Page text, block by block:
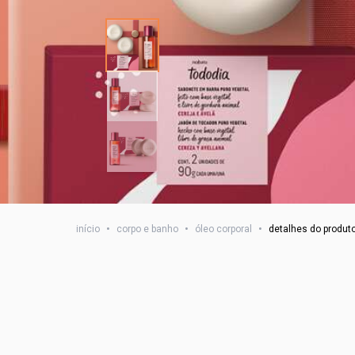
início • corpo e banho • óleo corporal • detalhes do